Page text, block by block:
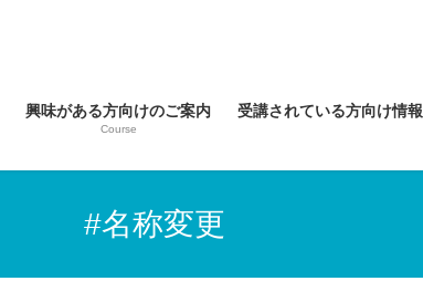
興味がある方向けのご案内
Course
受講されている方向け情報
#名称変更